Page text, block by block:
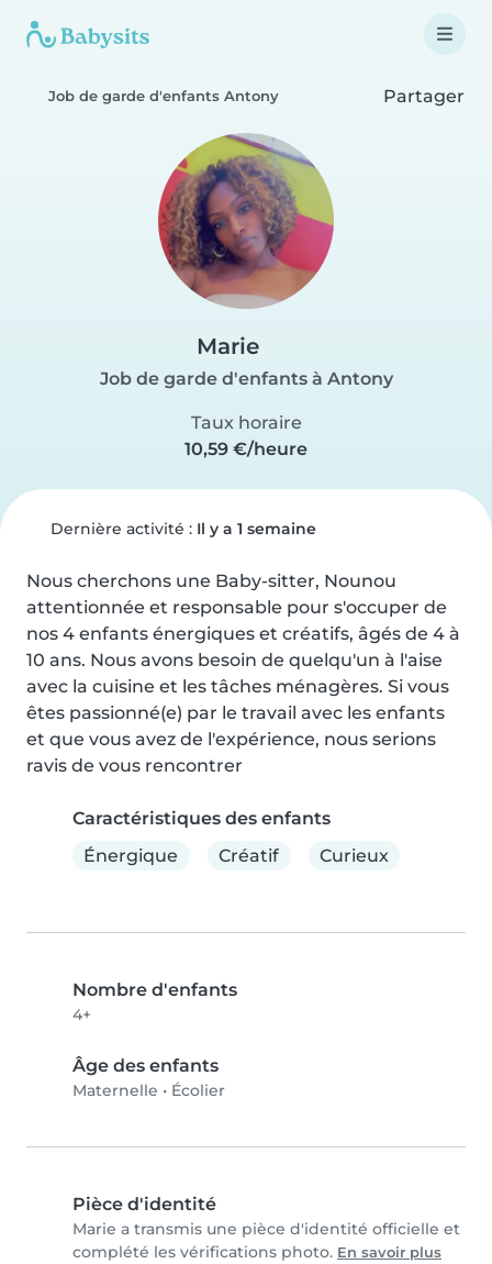
Job de garde d'enfants Antony Partager
Marie
Job de garde d'enfants à Antony
Taux horaire
10,59 €/heure
Dernière activité : Il y a 1 semaine
Nous cherchons une Baby-sitter, Nounou
attentionnée et responsable pour s'occuper de
nos 4 enfants énergiques et créatifs, âgés de 4 à
10 ans. Nous avons besoin de quelqu'un à l'aise
avec la cuisine et les tâches ménagères. Si vous
êtes passionné(e) par le travail avec les enfants
et que vous avez de l'expérience, nous serions
ravis de vous rencontrer
Caractéristiques des enfants
Énergique
Créatif Curieux
Nombre d'enfants
4+
Âge des enfants
Maternelle • Écolier
Pièce d'identité
Marie a transmis une pièce d'identité officielle et
complété les vérifications photo. En savoir plus